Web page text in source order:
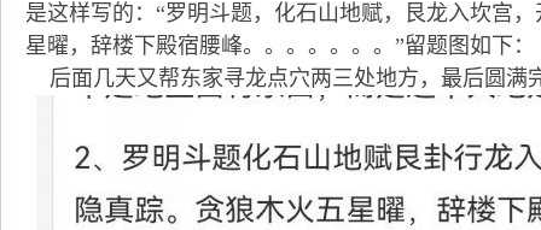
是这样写的：“罗明斗题，化石山地赋，艮龙入坎宫
星曜，辞楼下殿宿腰峰。。。。。。。”留题图如下：
后面几天又帮东家寻龙点穴两三处地方，最后圆满